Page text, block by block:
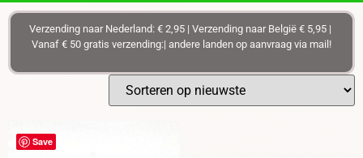
Verzending naar Nederland: € 2,95 | Verzending naar België € 5,95 |
Vanaf € 50 gratis verzending:| andere landen op aanvraag via mail!
Save